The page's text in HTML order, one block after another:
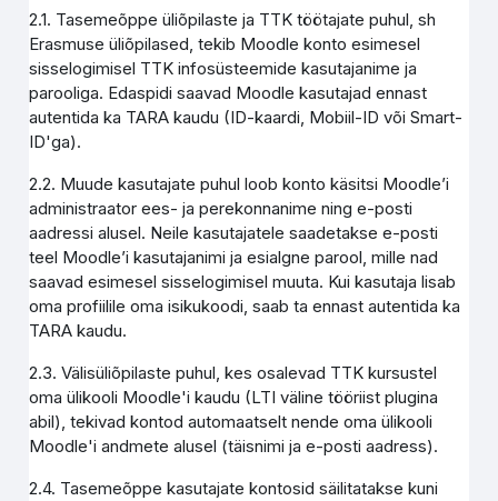
2.1. Tasemeõppe üliõpilaste ja TTK töötajate puhul, sh
Erasmuse üliõpilased, tekib Moodle konto esimesel
sisselogimisel TTK infosüsteemide kasutajanime ja
parooliga. Edaspidi saavad Moodle kasutajad ennast
autentida ka TARA kaudu (ID-kaardi, Mobiil-ID või Smart-
ID'ga).
2.2. Muude kasutajate puhul loob konto käsitsi Moodle’i
administraator ees- ja perekonnanime ning e-posti
aadressi alusel. Neile kasutajatele saadetakse e-posti
teel Moodle’i kasutajanimi ja esialgne parool, mille nad
saavad esimesel sisselogimisel muuta. Kui kasutaja lisab
oma profiilile oma isikukoodi, saab ta ennast autentida ka
TARA kaudu.
2.3. Välisüliõpilaste puhul, kes osalevad TTK kursustel
oma ülikooli Moodle'i kaudu (LTI väline tööriist plugina
abil), tekivad kontod automaatselt nende oma ülikooli
Moodle'i andmete alusel (täisnimi ja e-posti aadress).
2.4. Tasemeõppe kasutajate kontosid säilitatakse kuni